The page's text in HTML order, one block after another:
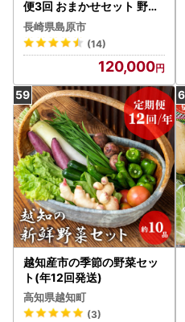
便3回 おまかせセット 野菜
フルーツ12～14品目 卵6玉
長崎県島原市
(14)
120,000
越知産市の季節の野菜セッ
ト(年12回発送)
高知県越知町
(3)